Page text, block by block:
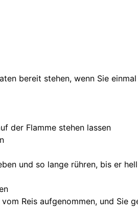
bereit stehen, wenn Sie
der Flamme stehen lassen
und so lange rühren, bis er
Reis aufgenommen, und Sie